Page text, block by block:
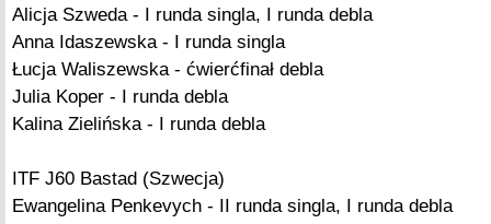
Alicja Szweda - I runda singla, I runda debla
Anna Idaszewska - I runda singla
Łucja Waliszewska - ćwierćfinał debla
Julia Koper - I runda debla
Kalina Zielińska - I runda debla
ITF J60 Bastad (Szwecja)
Ewangelina Penkevych - II runda singla, I runda debla